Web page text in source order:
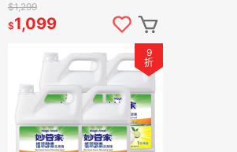
$1,299
$1,099
9
折